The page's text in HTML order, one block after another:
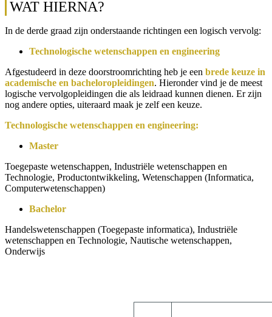
WAT HIERNA?
In de derde graad zijn onderstaande richtingen een logisch vervolg:
Technologische wetenschappen en engineering
Afgestudeerd in deze doorstroomrichting heb je een brede keuze in
academische en bacheloropleidingen. Hieronder vind je de meest
logische vervolgopleidingen die als leidraad kunnen dienen. Er zijn
nog andere opties, uiteraard maak je zelf een keuze.
Technologische wetenschappen en engineering:
Master
Toegepaste wetenschappen, Industriële wetenschappen en
Technologie, Productontwikkeling, Wetenschappen (Informatica,
Computerwetenschappen)
Bachelor
Handelswetenschappen (Toegepaste informatica), Industriële
wetenschappen en Technologie, Nautische wetenschappen,
Onderwijs